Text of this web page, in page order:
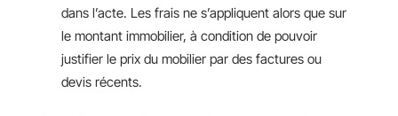
dans l’acte. Les frais ne s’appliquent alors que sur
le montant immobilier, à condition de pouvoir
justifier le prix du mobilier par des factures ou
devis récents.